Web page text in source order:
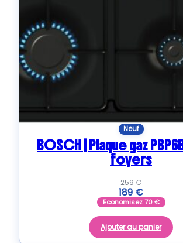
Neuf
BOSCH | Plaque gaz
foyers
259€
189 €
Economisez70€
Ajouter au panier